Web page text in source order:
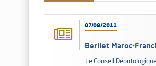
07/09/2011
Berliet Maroc-
Le Conseil